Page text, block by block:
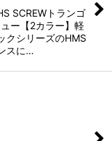
SCREWトランゴ
ー【2カラー】軽
クシリーズのHMS
スに…